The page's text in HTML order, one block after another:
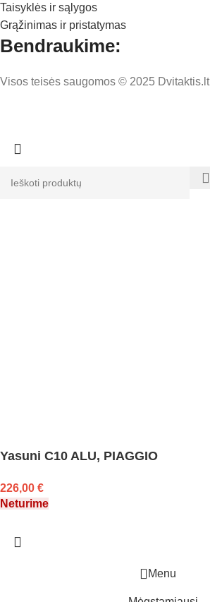
Taisyklės ir sąlygos
Grąžinimas ir pristatymas
Bendraukime:
Visos teisės saugomos © 2025 Dvitaktis.lt
Yasuni C10 ALU, PIAGGIO
226,00 €
Neturime
Menu